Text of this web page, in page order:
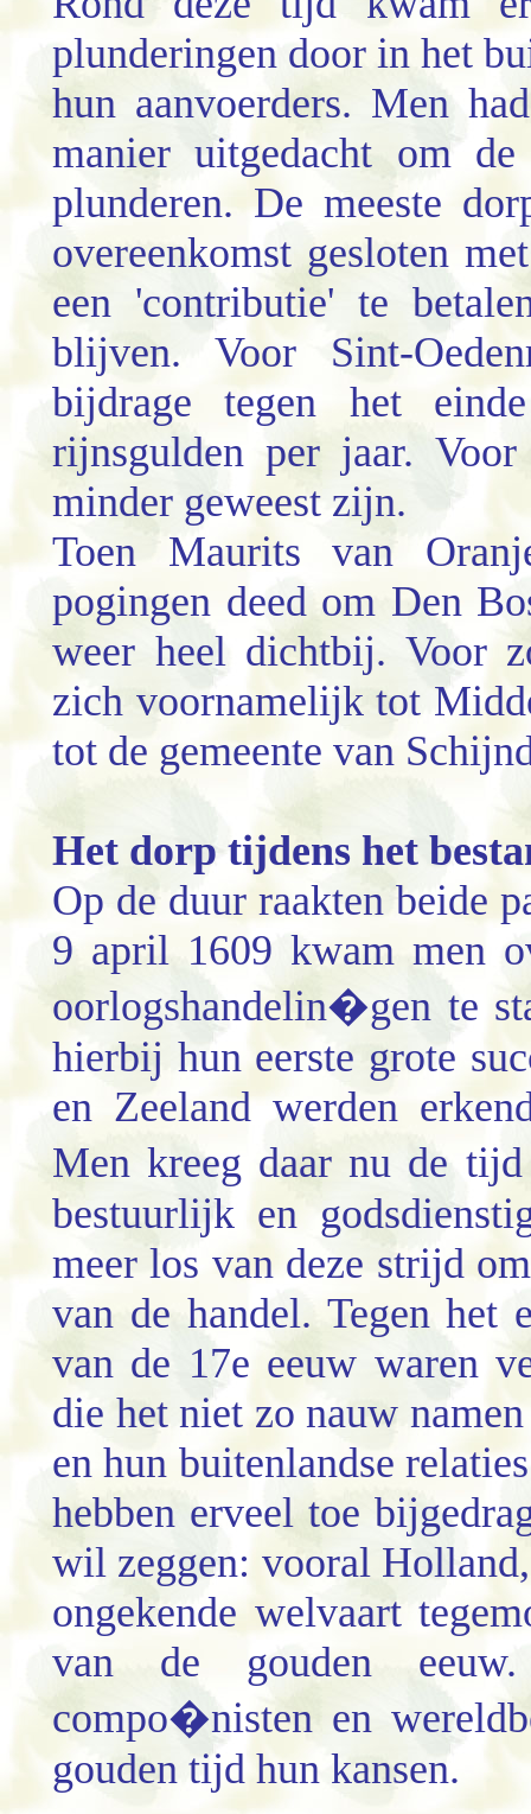
plunderingen door in het
hun aanvoerders. Men
manier uitgedacht om
plunderen. De meeste
overeenkomst gesloten
een 'contributie' te
blijven. Voor Sint-
bijdrage tegen het
rijnsgulden per jaar.
minder geweest zijn.
Toen Maurits van
pogingen deed om Den
weer heel dichtbij. Voor
zich voornamelijk tot
tot de gemeente van
Het dorp tijdens het
Op de duur raakten beide
9 april 1609 kwam men
oorlogshandelin�gen te
hierbij hun eerste grote
en Zeeland werden
Men kreeg daar nu de
bestuurlijk en
meer los van deze strijd
van de handel. Tegen het
van de 17e eeuw waren
die het niet zo nauw
en hun buitenlandse
hebben erveel toe
wil zeggen: vooral
ongekende welvaart
van de gouden
compo�nisten en
gouden tijd hun kansen.